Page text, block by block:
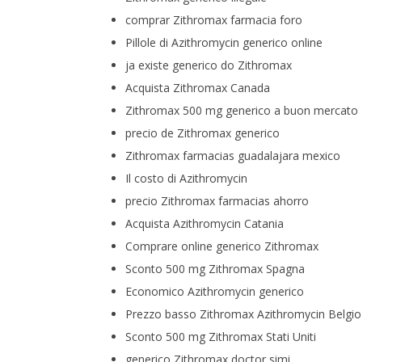
comprar Zithromax farmacia foro
Pillole di Azithromycin generico online
ja existe generico do Zithromax
Acquista Zithromax Canada
Zithromax 500 mg generico a buon mercato
precio de Zithromax generico
Zithromax farmacias guadalajara mexico
Il costo di Azithromycin
precio Zithromax farmacias ahorro
Acquista Azithromycin Catania
Comprare online generico Zithromax
Sconto 500 mg Zithromax Spagna
Economico Azithromycin generico
Prezzo basso Zithromax Azithromycin Belgio
Sconto 500 mg Zithromax Stati Uniti